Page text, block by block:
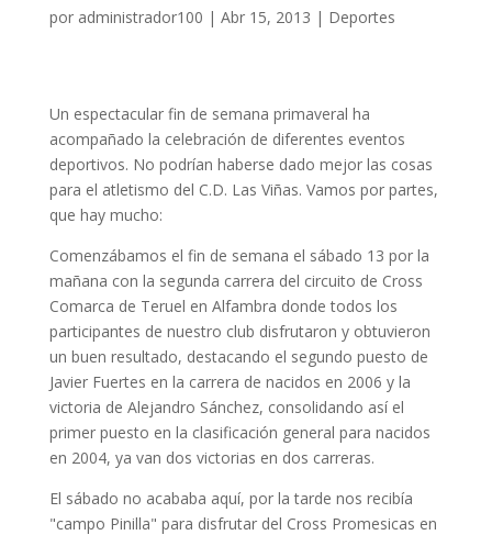
por administrador100 | Abr 15, 2013 | Deportes
Un espectacular fin de semana primaveral ha
acompañado la celebración de diferentes eventos
deportivos. No podrían haberse dado mejor las cosas
para el atletismo del C.D. Las Viñas. Vamos por partes,
que hay mucho:
Comenzábamos el fin de semana el sábado 13 por la
mañana con la segunda carrera del circuito de Cross
Comarca de Teruel en Alfambra donde todos los
participantes de nuestro club disfrutaron y obtuvieron
un buen resultado, destacando el segundo puesto de
Javier Fuertes en la carrera de nacidos en 2006 y la
victoria de Alejandro Sánchez, consolidando así el
primer puesto en la clasificación general para nacidos
en 2004, ya van dos victorias en dos carreras.
El sábado no acababa aquí, por la tarde nos recibía
"campo Pinilla" para disfrutar del Cross Promesicas en